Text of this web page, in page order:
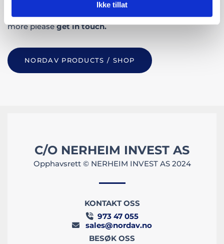
Ikke tillat
questions in relation to compatiblity, installation and
more pleaseget in touch.
NORDAV PRODUCTS / SHOP
C/O NERHEIM INVEST AS
Opphavsrett © NERHEIM INVEST AS 2024
KONTAKT OSS
 973 47 055

sales@nordav.no
BESØK OSS